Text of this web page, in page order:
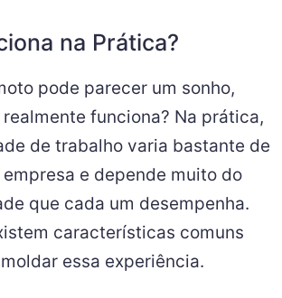
na Prática?
pode parecer um sonho,
funciona? Na prática,
de trabalho varia bastante de
e depende muito do
que cada um desempenha.
características comuns
essa experiência.